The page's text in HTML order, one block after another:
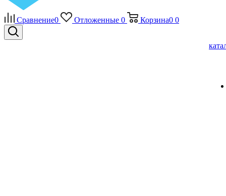
Сравнение0 Отложенные 0 Корзина0 0